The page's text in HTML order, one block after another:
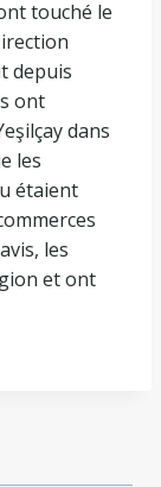
touché le
depuis
ont
dans
les
étaient
les
et ont